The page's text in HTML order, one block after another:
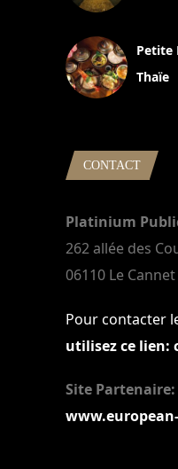
Petite
Thaïe
CONTACT
Platinium
262 allée des
06110 Le
Pour contacter
utilisez ce lien:
Site Partenaire: